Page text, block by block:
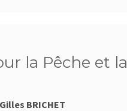
la Pêche et la
Gilles BRICHET